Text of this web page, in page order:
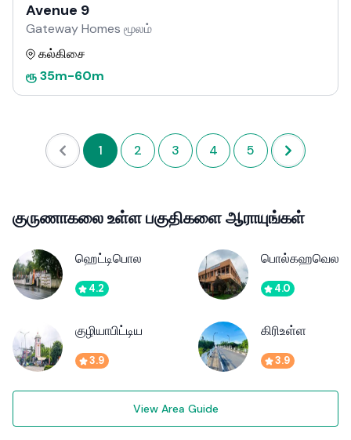
Avenue 9
Gateway Homes மூலம்
கல்கிசை
ரூ35m-60m
1 2 3 4 5
குருணாகலை உள்ள பகுதிகளை ஆராயுங்கள்
ஹெட்டிபொல
4.2
பொல்கஹவெல
4.0
குழியாபிட்டிய
3.9
கிரிஉள்ள
3.9
View Area Guide